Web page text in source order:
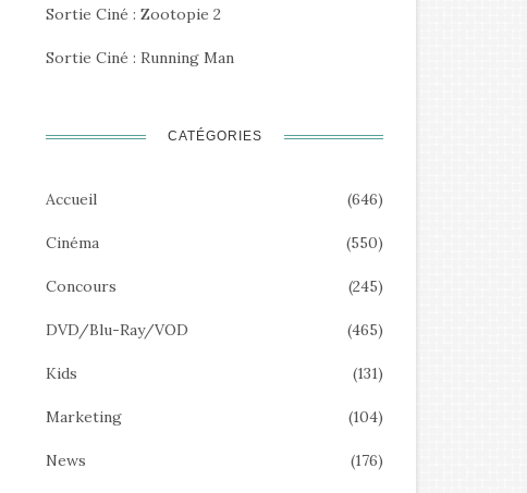
Sortie Ciné : Zootopie 2
Sortie Ciné : Running Man
CATÉGORIES
Accueil (646)
Cinéma (550)
Concours (245)
DVD/Blu-Ray/VOD (465)
Kids (131)
Marketing (104)
News (176)